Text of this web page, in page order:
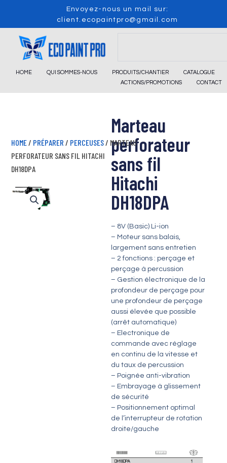
content
Envoyez-nous un mail sur:
client.ecopaintpro@gmail.com
HOME QUI SOMMES-NOUS PRODUITS/CHANTIER
CATALOGUE
ACTIONS/PROMOTIONS
CONTACT
Marteau
perforateur
sans fil
Hitachi
DH18DPA
– 8V (Basic) Li-ion
– Moteur sans balais,
largement sans entretien
– 2 fonctions : perçage et
perçage à percussion
– Gestion électronique de la
profondeur de perçage pour
une profondeur de perçage
aussi élevée que possible
(arrêt automatique)
– Electronique de
commande avec réglage
en continu de la vitesse et
du taux de percussion
– Poignée anti-vibration
– Embrayage à glissement
de sécurité
– Positionnement optimal
de l’interrupteur de rotation
droite/gauche
HOME / PRÉPARER / PERCEUSES / MARTEAU
PERFORATEUR SANS FIL HITACHI
DH18DPA